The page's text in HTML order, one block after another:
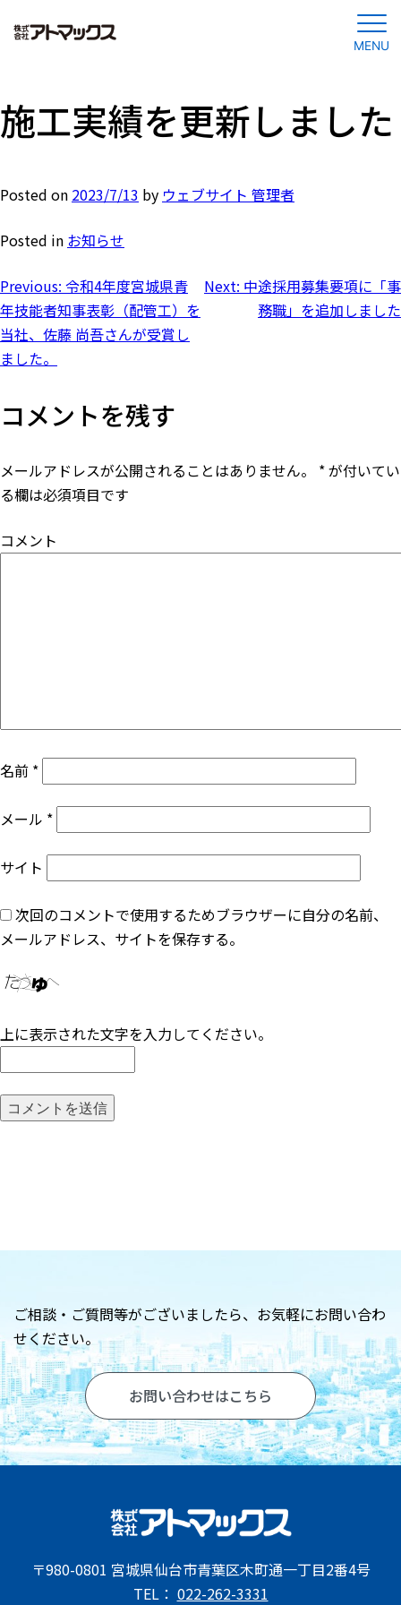
ン
テ
に
ャ
プ
す
る
MENU
施工実績を更新しました
Posted on 2023/7/13 by ウェブサイト 管理者
Posted in お知らせ
投
稿
ナ
ビ
ゲ
ー
シ
Previous: 令和4年度宮城県青
年技能者知事表彰（配管工）を
当社、佐藤 尚吾さんが受賞し
ました。
Next: 中途採用募集要項に「事
務職」を追加しました
コメントを残す
メールアドレスが公開されることはありません。 *が付いてい
る欄は必須項目です
コメント
名前 *
メール *
サイト
次回のコメントで使用するためブラウザーに自分の名前、
メールアドレス、サイトを保存する。
上に表示された文字を入力してください。
お問い合わせ
ご相談・ご質問等がございましたら、 お気軽にお問い合わ
せください。
お問い合わせはこちら
〒980-0801 宮城県仙台市青葉区木町通一丁目2番4号
TEL： 022-262-3331